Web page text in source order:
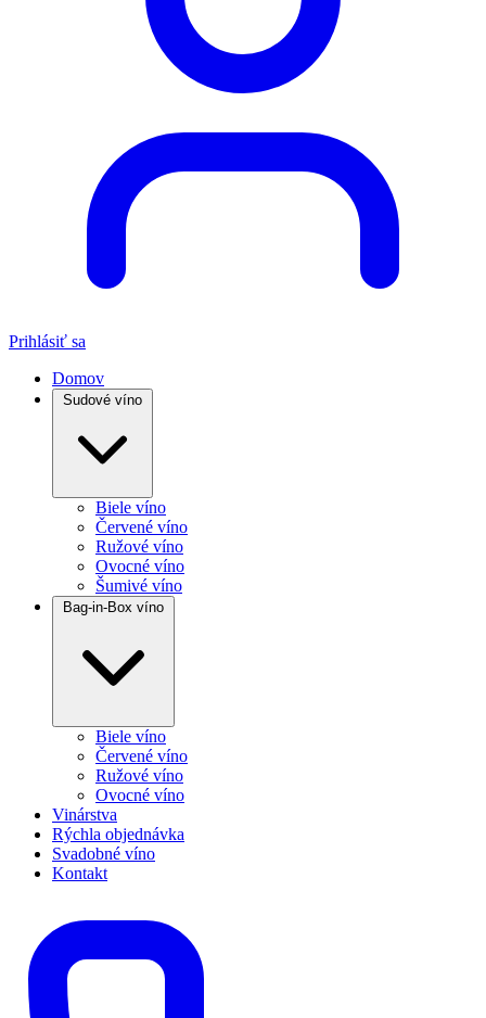
Prihlásiť sa
Domov
Sudové víno
Biele víno
Červené víno
Ružové víno
Ovocné víno
Šumivé víno
Bag-in-Box víno
Biele víno
Červené víno
Ružové víno
Ovocné víno
Vinárstva
Rýchla objednávka
Svadobné víno
Kontakt